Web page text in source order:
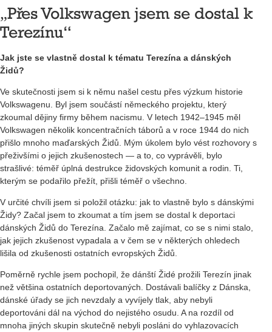
„Přes Volkswagen jsem se dostal k
Terezínu“
Jak jste se vlastně dostal k tématu Terezína a dánských
Židů?
Ve skutečnosti jsem si k němu našel cestu přes výzkum historie
Volkswagenu. Byl jsem součástí německého projektu, který
zkoumal dějiny firmy během nacismu. V letech 1942–1945 měl
Volkswagen několik koncentračních táborů a v roce 1944 do nich
přišlo mnoho maďarských Židů. Mým úkolem bylo vést rozhovory s
přeživšími o jejich zkušenostech — a to, co vyprávěli, bylo
strašlivé: téměř úplná destrukce židovských komunit a rodin. Ti,
kterým se podařilo přežít, přišli téměř o všechno.
V určité chvíli jsem si položil otázku: jak to vlastně bylo s dánskými
Židy? Začal jsem to zkoumat a tím jsem se dostal k deportaci
dánských Židů do Terezína. Začalo mě zajímat, co se s nimi stalo,
jak jejich zkušenost vypadala a v čem se v některých ohledech
lišila od zkušenosti ostatních evropských Židů.
Poměrně rychle jsem pochopil, že dánští Židé prožili Terezín jinak
než většina ostatních deportovaných. Dostávali balíčky z Dánska,
dánské úřady se jich nevzdaly a vyvíjely tlak, aby nebyli
deportováni dál na východ do nejistého osudu. A na rozdíl od
mnoha jiných skupin skutečně nebyli posláni do vyhlazovacích